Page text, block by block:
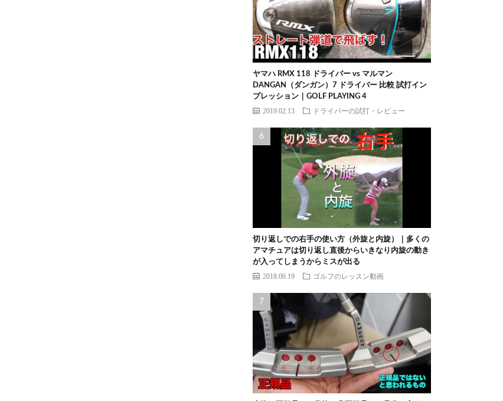
ヤマハ RMX 118 ドライバー vs マルマン
DANGAN（ダンガン）7 ドライバー 比較 試打イン
プレッション｜GOLF PLAYING 4
2019.02.13 ドライバーの試打・レビュー
切り返しでの右手の使い方（外旋と内旋）｜多くの
アマチュアは切り返し直後からいきなり内旋の動き
が入ってしまうからミスが出る
2018.06.19 ゴルフのレッスン動画